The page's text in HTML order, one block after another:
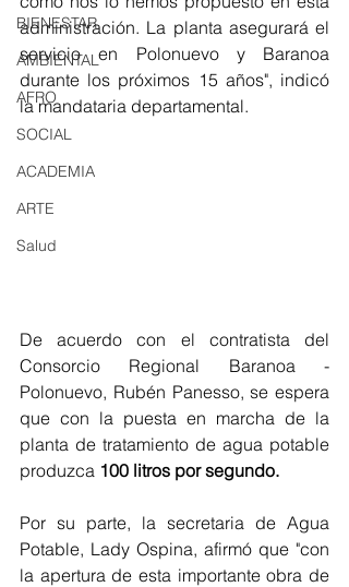
BIENESTAR
AMBIENTAL
AFRO
SOCIAL
ACADEMIA
ARTE
Salud
administración. La planta asegurará el
servicio en Polonuevo y Baranoa
durante los próximos 15 años", indicó
la mandataria departamental.
De acuerdo con el contratista del
Consorcio Regional Baranoa -
Polonuevo, Rubén Panesso, se espera
que con la puesta en marcha de la
planta de tratamiento de agua potable
produzca 100 litros por segundo.
Por su parte, la secretaria de Agua
Potable, Lady Ospina, afirmó que "con
la apertura de esta importante obra de